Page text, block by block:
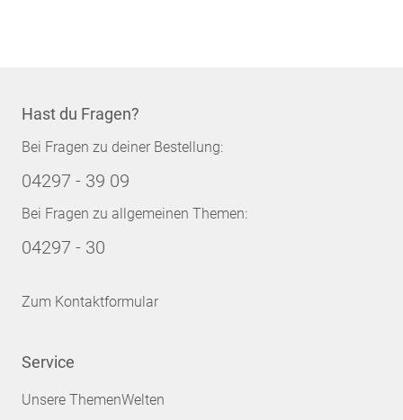
Hast du Fragen?
Bei Fragen zu deiner Bestellung:
04297 - 39 09
Bei Fragen zu allgemeinen Themen:
04297 - 30
Zum Kontaktformular
Service
Unsere ThemenWelten